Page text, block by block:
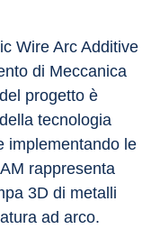
Wire Arc Additive
di Meccanica
progetto è
tecnologia
implementando le
rappresenta
3D di metalli
ad arco.